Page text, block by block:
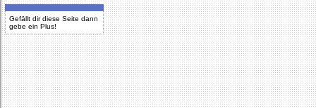
Gefällt dir diese Seite dann
gebe ein Plus!